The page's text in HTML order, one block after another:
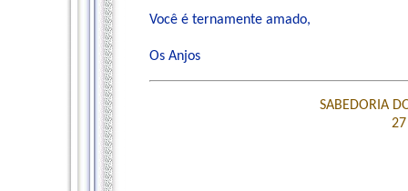
Você é ternamente amado,
Os Anjos
SABEDORIA